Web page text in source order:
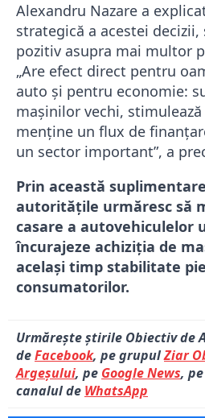
Alexandru Nazare a
strategică a acestei
pozitiv asupra mai multor
„Are efect direct pentru
auto și pentru economie:
mașinilor vechi,
menține un flux de
un sector important”, a
Prin această
autoritățile urmăresc să
casare a autovehiculelor
încurajeze achiziția de
același timp stabilitate
consumatorilor.
Urmărește știrile Obiectiv de
deFacebook, pe grupulZiar
Argeșului, pe Google News, pe
canalul de WhatsApp